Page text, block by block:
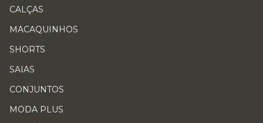
CALÇAS
MACAQUINHOS
SHORTS
SAIAS
CONJUNTOS
MODA PLUS